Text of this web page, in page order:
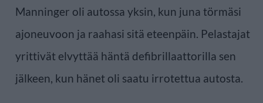
Manninger oli autossa yksin, kun juna törmäsi
ajoneuvoon ja raahasi sitä eteenpäin. Pelastajat
yrittivät elvyttää häntä defibrillaattorilla sen
jälkeen, kun hänet oli saatu irrotettua autosta.